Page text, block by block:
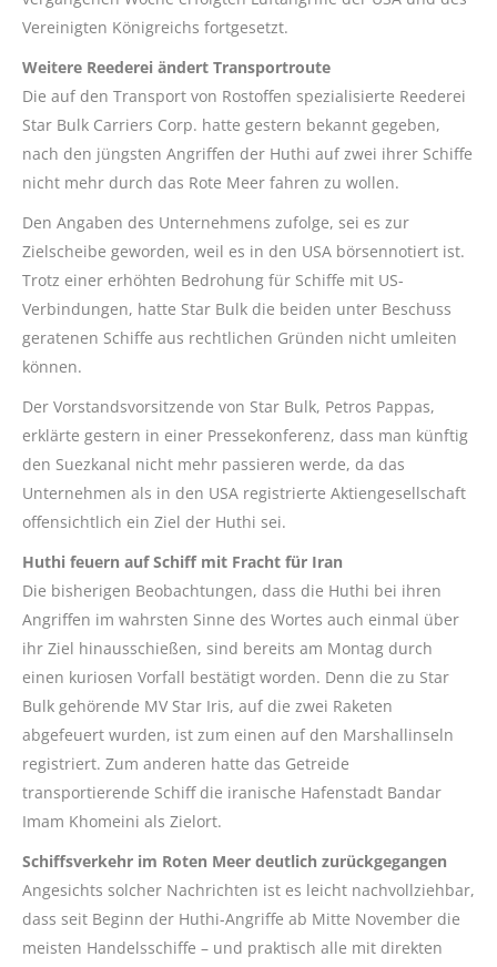
Vereinigten Königreichs fortgesetzt.
Weitere Reederei ändert Transportroute
Die auf den Transport von Rostoffen spezialisierte Reederei
Star Bulk Carriers Corp. hatte gestern bekannt gegeben,
nach den jüngsten Angriffen der Huthi auf zwei ihrer Schiffe
nicht mehr durch das Rote Meer fahren zu wollen.
Den Angaben des Unternehmens zufolge, sei es zur
Zielscheibe geworden, weil es in den USA börsennotiert ist.
Trotz einer erhöhten Bedrohung für Schiffe mit US-
Verbindungen, hatte Star Bulk die beiden unter Beschuss
geratenen Schiffe aus rechtlichen Gründen nicht umleiten
können.
Der Vorstandsvorsitzende von Star Bulk, Petros Pappas,
erklärte gestern in einer Pressekonferenz, dass man künftig
den Suezkanal nicht mehr passieren werde, da das
Unternehmen als in den USA registrierte Aktiengesellschaft
offensichtlich ein Ziel der Huthi sei.
Huthi feuern auf Schiff mit Fracht für Iran
Die bisherigen Beobachtungen, dass die Huthi bei ihren
Angriffen im wahrsten Sinne des Wortes auch einmal über
ihr Ziel hinausschießen, sind bereits am Montag durch
einen kuriosen Vorfall bestätigt worden. Denn die zu Star
Bulk gehörende MV Star Iris, auf die zwei Raketen
abgefeuert wurden, ist zum einen auf den Marshallinseln
registriert. Zum anderen hatte das Getreide
transportierende Schiff die iranische Hafenstadt Bandar
Imam Khomeini als Zielort.
Schiffsverkehr im Roten Meer deutlich zurückgegangen
Angesichts solcher Nachrichten ist es leicht nachvollziehbar,
dass seit Beginn der Huthi-Angriffe ab Mitte November die
meisten Handelsschiffe – und praktisch alle mit direkten